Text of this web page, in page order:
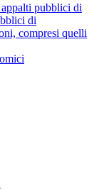
pubblici di
di
compresi quelli